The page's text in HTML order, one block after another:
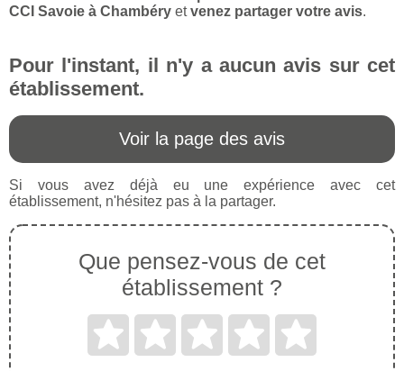
CCI Savoie à Chambéry etvenez partager votre avis.
Pour l'instant, il n'y a aucun avis sur cet
établissement.
Voir la page des avis
Si vous avez déjà eu une expérience avec cet
établissement, n'hésitez pas à la partager.
Que pensez-vous de cet
établissement ?